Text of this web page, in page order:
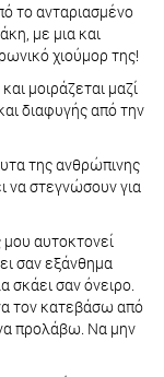
το ανταριασμένο
με μια και
χιούμορ της!
μοιράζεται μαζί
διαφυγής από την
της ανθρώπινης
να στεγνώσουν για
αυτοκτονεί
σαν εξάνθημα
σκάει σαν όνειρο.
τον κατεβάσω από
προλάβω. Να μην